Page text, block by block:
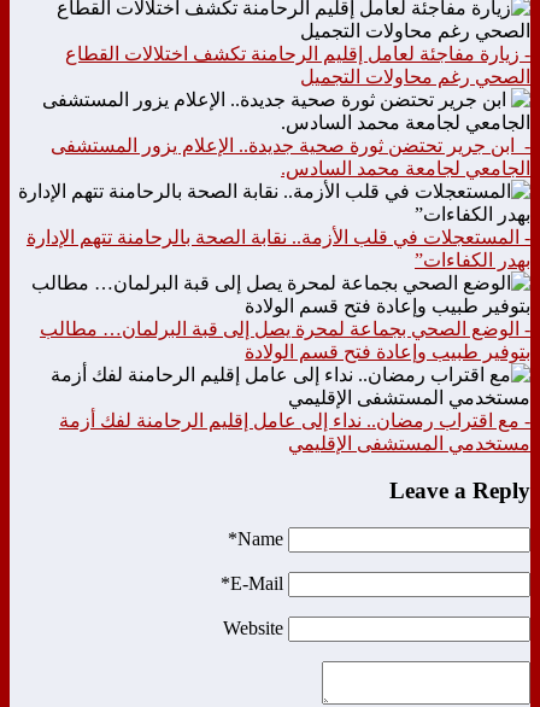
- زيارة مفاجئة لعامل إقليم الرحامنة تكشف اختلالات القطاع
الصحي رغم محاولات التجميل
- ابن جرير تحتضن ثورة صحية جديدة.. الإعلام يزور المستشفى
الجامعي لجامعة محمد السادس.
- المستعجلات في قلب الأزمة.. نقابة الصحة بالرحامنة تتهم الإدارة
بهدر الكفاءات”
- الوضع الصحي بجماعة لمحرة يصل إلى قبة البرلمان… مطالب
بتوفير طبيب وإعادة فتح قسم الولادة
- مع اقتراب رمضان.. نداء إلى عامل إقليم الرحامنة لفك أزمة
مستخدمي المستشفى الإقليمي
Leave a Reply
Name*
E-Mail*
Website